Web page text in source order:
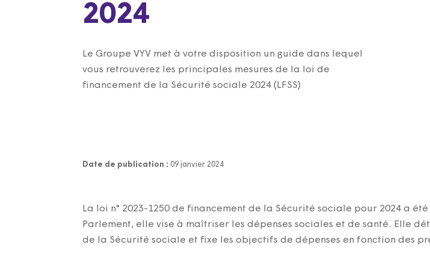
2024
Le Groupe VYV met à votre disposition un guide dans lequel
vous retrouverez les principales mesures de la loi de
financement de la Sécurité sociale 2024 (LFSS)
Date de publication : 09 janvier 2024
La loi n° 2023-1250 de financement de la Sécurité sociale pour 2024 a été
Parlement, elle vise à maîtriser les dépenses sociales et de santé. Elle
de la Sécurité sociale et fixe les objectifs de dépenses en fonction des